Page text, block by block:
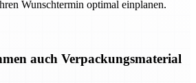
Wunschtermin optimal einplanen.
auch Verpackungsmaterial